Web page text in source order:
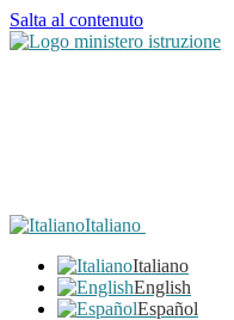
Salta al contenuto
Italiano
Italiano
English
Español